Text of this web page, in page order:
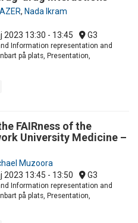
, Nada Ikram
2023 13:30 - 13:45 G3
Information representation and
på plats, Presentation,
FAIRness of the
University Medicine –
Muzoora
2023 13:45 - 13:50 G3
Information representation and
på plats, Presentation,